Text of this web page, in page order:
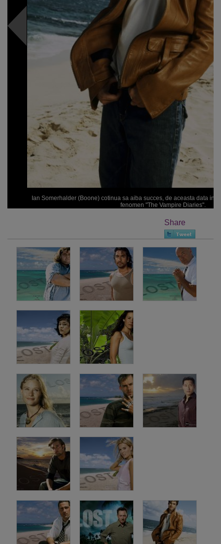
Ian Somerhalder (Boone) cotinua sa aiba succes, de aceasta data in
fenomen "The Vampire Diaries".
Share